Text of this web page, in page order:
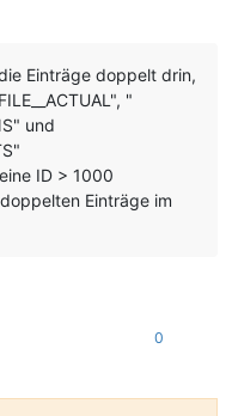
Einträge doppelt drin,
"
und
ID > 1000
Einträge im
0